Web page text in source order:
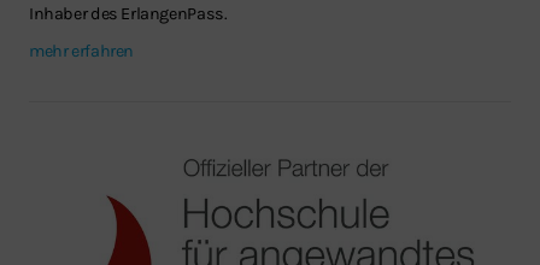
Inhaber des ErlangenPass.
mehr erfahren